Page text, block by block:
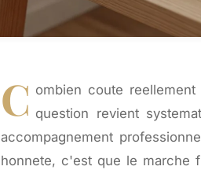
C ombien coute
question revient
accompagnement
honnete, c'est que le marche